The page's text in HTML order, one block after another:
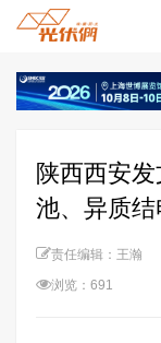
陕西西安
池、异质
责任编辑：王瀚
浏览：691